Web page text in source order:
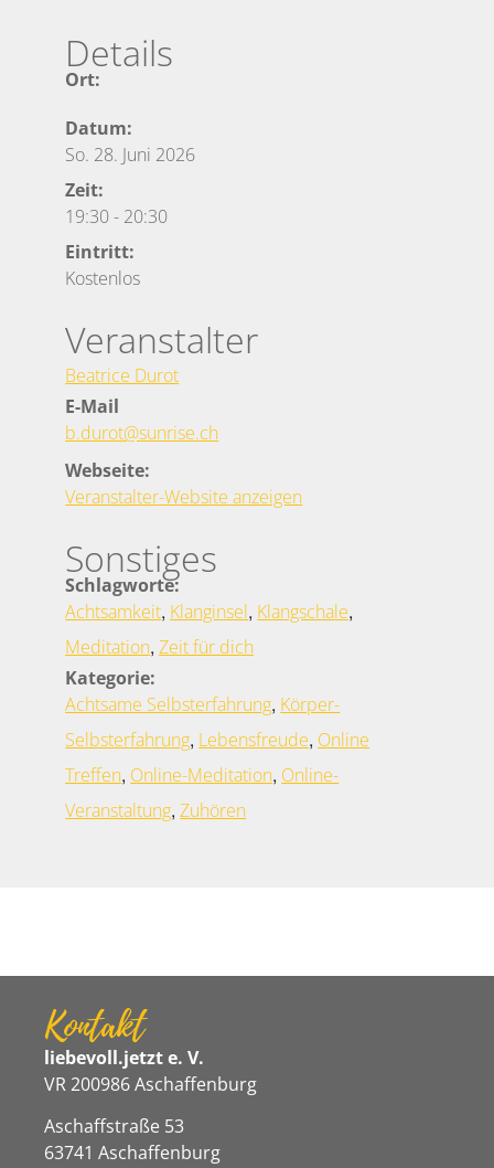
Details
Ort:
Datum:
So. 28. Juni 2026
Zeit:
19:30- 20:30
Eintritt:
Kostenlos
Veranstalter
Beatrice Durot
E-Mail
b.durot@sunrise.ch
Webseite:
Veranstalter-Website anzeigen
Sonstiges
Schlagworte:
Achtsamkeit, Klanginsel, Klangschale,
Meditation, Zeit für dich
Kategorie:
Achtsame Selbsterfahrung, Körper-
Selbsterfahrung, Lebensfreude, Online
Treffen, Online-Meditation, Online-
Veranstaltung,Zuhören
Kontakt
liebevoll.jetzt e. V.
VR 200986 Aschaffenburg
Aschaffstraße 53
63741 Aschaffenburg